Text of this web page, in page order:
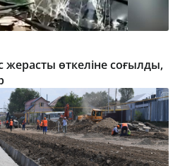
өткеліне соғылды,